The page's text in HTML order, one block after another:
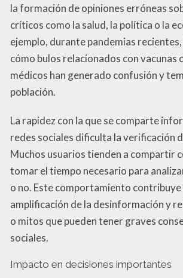
la formación de opiniones erróneas
críticos como la salud, la política o la
ejemplo, durante pandemias
cómo bulos relacionados con
médicos han generado confusión y
población.
La rapidez con la que se comparte
redes sociales dificulta la verificación
Muchos usuarios tienden a compartir
tomar el tiempo necesario para
o no. Este comportamiento contribuye
amplificación de la desinformación y
o mitos que pueden tener graves
sociales.
Impacto en decisiones importantes